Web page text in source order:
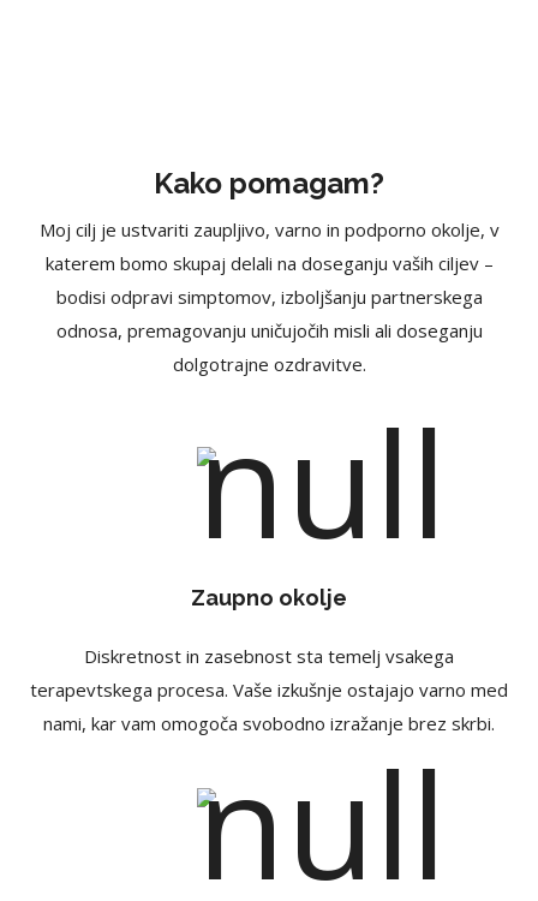
Kako pomagam?
Moj cilj je ustvariti zaupljivo, varno in podporno okolje, v
katerem bomo skupaj delali na doseganju vaših ciljev –
bodisi odpravi simptomov, izboljšanju partnerskega
odnosa, premagovanju uničujočih misli ali doseganju
dolgotrajne ozdravitve.
Zaupno okolje
Diskretnost in zasebnost sta temelj vsakega
terapevtskega procesa. Vaše izkušnje ostajajo varno med
nami, kar vam omogoča svobodno izražanje brez skrbi.